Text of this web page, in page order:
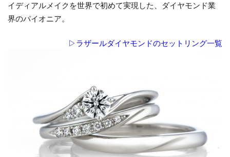
イディアルメイクを世界で初めて実現した、ダイヤモンド業
界のパイオニア。
▷ラザールダイヤモンドのセットリング一覧